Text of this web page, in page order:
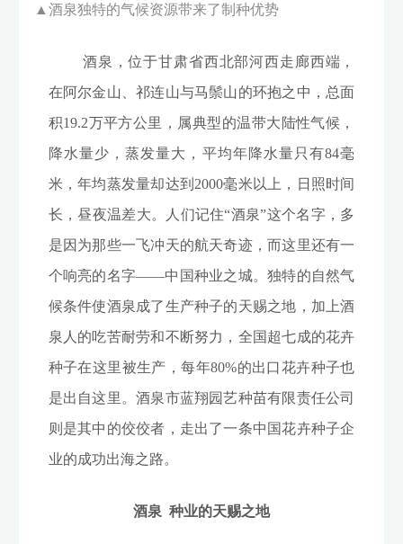
▲ 酒泉独特的气候资源带来了制种优势
酒泉，位于甘肃省西北部河西走廊西端，
在阿尔金山、祁连山与马鬃山的环抱之中，总面
积19.2万平方公里，属典型的温带大陆性气候，
降水量少，蒸发量大，平均年降水量只有84毫
米，年均蒸发量却达到2000毫米以上，日照时间
长，昼夜温差大。人们记住“酒泉”这个名字，多
是因为那些一飞冲天的航天奇迹，而这里还有一
个响亮的名字——中国种业之城。独特的自然气
候条件使酒泉成了生产种子的天赐之地，加上酒
泉人的吃苦耐劳和不断努力，全国超七成的花卉
种子在这里被生产，每年80%的出口花卉种子也
是出自这里。酒泉市蓝翔园艺种苗有限责任公司
则是其中的佼佼者，走出了一条中国花卉种子企
业的成功出海之路。
酒泉 种业的天赐之地